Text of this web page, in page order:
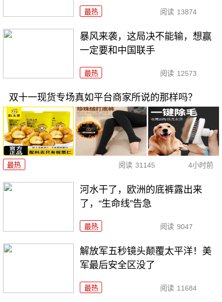
最热 阅读 13874
暴风来袭，这局决不能输，想赢
一定要和中国联手
最热 阅读 12573
双十一现货专场真如平台商家所说的那样吗？
最热 阅读 31145 4小时前
河水干了，欧洲的底裤露出来
了，“生命线”告急
最热 阅读 9047
解放军五秒镜头颠覆太平洋！美
军最后安全区没了
最热 阅读 11684